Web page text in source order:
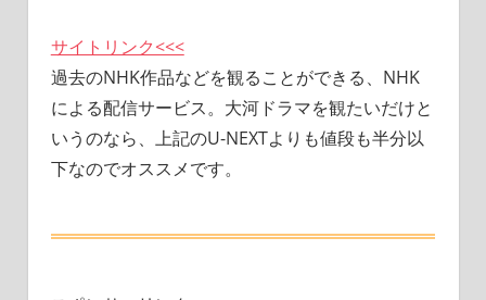
サイトリンク<<<
過去のNHK作品などを観ることができる、NHK
による配信サービス。大河ドラマを観たいだけと
いうのなら、上記のU-NEXTよりも値段も半分以
下なのでオススメです。